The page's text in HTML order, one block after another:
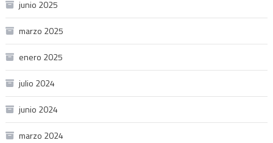
junio 2025
marzo 2025
enero 2025
julio 2024
junio 2024
marzo 2024